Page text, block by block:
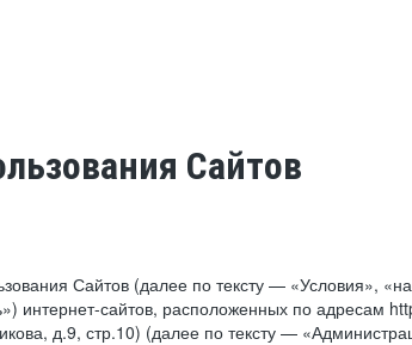
Сайтов
Сайтов (далее по тексту — «Условия»,
интернет-сайтов, расположенных по
д.9, стр.10) (далее по тексту —